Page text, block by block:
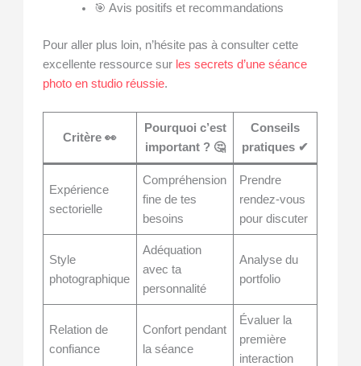
🎯 Avis positifs et recommandations
Pour aller plus loin, n’hésite pas à consulter cette
excellente ressource sur les secrets d’une séance
photo en studio réussie.
Critère 👀
Pourquoi c’est
important ? 🤔
Conseils
pratiques ✔
Expérience
sectorielle
Compréhension
fine de tes
besoins
Prendre
rendez-vous
pour discuter
Style
photographique
Adéquation
avec ta
personnalité
Analyse du
portfolio
Relation de
confiance
Confort pendant
la séance
Évaluer la
première
interaction